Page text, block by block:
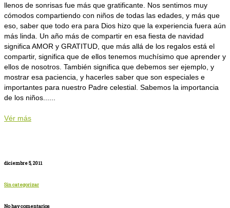
llenos de sonrisas fue más que gratificante. Nos sentimos muy
cómodos compartiendo con niños de todas las edades, y más que
eso, saber que todo era para Dios hizo que la experiencia fuera aún
más linda. Un año más de compartir en esa fiesta de navidad
significa AMOR y GRATITUD, que más allá de los regalos está el
compartir, significa que de ellos tenemos muchísimo que aprender y
ellos de nosotros. También significa que debemos ser ejemplo, y
mostrar esa paciencia, y hacerles saber que son especiales e
importantes para nuestro Padre celestial. Sabemos la importancia
de los niños......
Vér más
diciembre 5, 2011
Sin categorizar
No hay comentarios